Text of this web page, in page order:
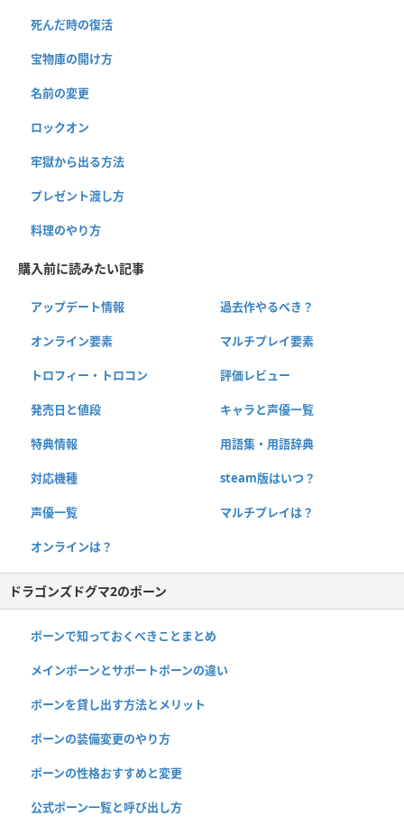
死んだ時の復活
宝物庫の開け方
名前の変更
ロックオン
牢獄から出る方法
プレゼント渡し方
料理のやり方
購入前に読みたい記事
アップデート情報 過去作やるべき？
オンライン要素 マルチプレイ要素
トロフィー・トロコン 評価レビュー
発売日と値段 キャラと声優一覧
特典情報 用語集・用語辞典
対応機種 steam版はいつ？
声優一覧 マルチプレイは？
オンラインは？
ドラゴンズドグマ2のポーン
ポーンで知っておくべきことまとめ
メインポーンとサポートポーンの違い
ポーンを貸し出す方法とメリット
ポーンの装備変更のやり方
ポーンの性格おすすめと変更
公式ポーン一覧と呼び出し方